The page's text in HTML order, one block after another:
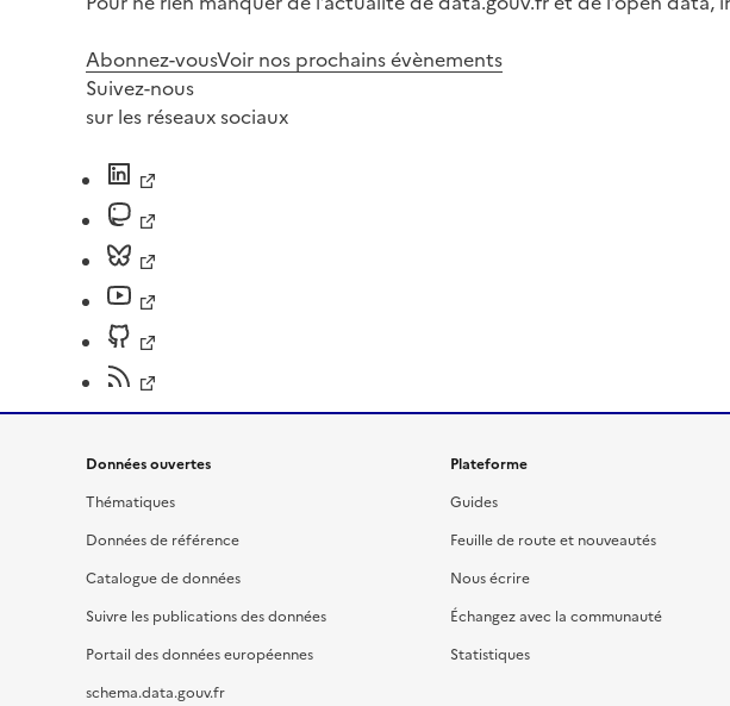
Abonnez-vousVoir nos prochains évènements
Suivez-nous
sur les réseaux sociaux
Données ouvertes
Thématiques
Données de référence
Catalogue de données
Suivre les publications des données
Portail des données européennes
schema.data.gouv.fr
Plateforme
Guides
Feuille de route et nouveautés
Nous écrire
Échangez avec la communauté
Statistiques